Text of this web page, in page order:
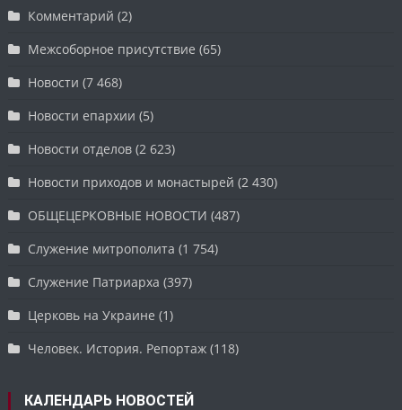
Комментарий (2)
Межсоборное присутствие (65)
Новости (7 468)
Новости епархии (5)
Новости отделов (2 623)
Новости приходов и монастырей (2 430)
ОБЩЕЦЕРКОВНЫЕ НОВОСТИ (487)
Служение митрополита (1 754)
Служение Патриарха (397)
Церковь на Украине (1)
Человек. История. Репортаж (118)
КАЛЕНДАРЬ НОВОСТЕЙ